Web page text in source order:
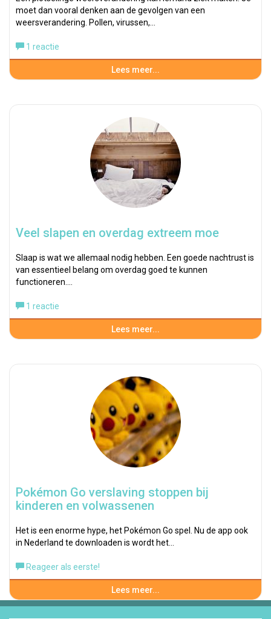
moet dan vooral denken aan de gevolgen van een
weersverandering. Pollen, virussen,…
1 reactie
Lees meer...
Veel slapen en overdag extreem moe
Slaap is wat we allemaal nodig hebben. Een goede nachtrust is
van essentieel belang om overdag goed te kunnen
functioneren.…
1 reactie
Lees meer...
Pokémon Go verslaving stoppen bij
kinderen en volwassenen
Het is een enorme hype, het Pokémon Go spel. Nu de app ook
in Nederland te downloaden is wordt het…
Reageer als eerste!
Lees meer...